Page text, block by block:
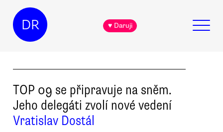
DR ♥ Daruji
TOP 09 se připravuje na sněm.
Jeho delegáti zvolí nové vedení
Vratislav Dostál